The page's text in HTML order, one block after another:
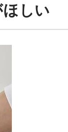
しい